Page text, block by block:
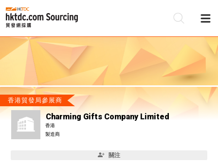
香港貿發局參展商
Charming Gifts Company Limited
香港
製造商
關注